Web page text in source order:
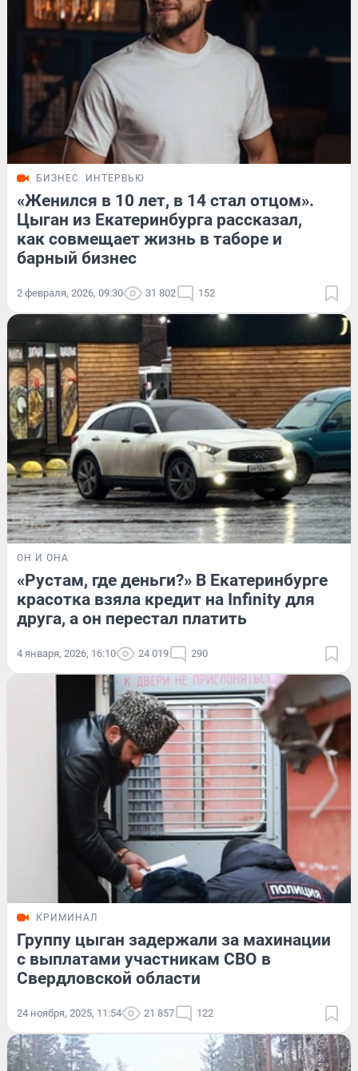
БИЗНЕС ИНТЕРВЬЮ
«Женился в 10 лет, в 14 стал отцом».
Цыган из Екатеринбурга рассказал,
как совмещает жизнь в таборе и
барный бизнес
2 февраля, 2026, 09:30 31 802 152
ОН И ОНА
«Рустам, где деньги?» В Екатеринбурге
красотка взяла кредит на Infinity для
друга, а он перестал платить
4 января, 2026, 16:10 24 019 290
КРИМИНАЛ
Группу цыган задержали за махинации
с выплатами участникам СВО в
Свердловской области
24 ноября, 2025, 11:54 21 857 122